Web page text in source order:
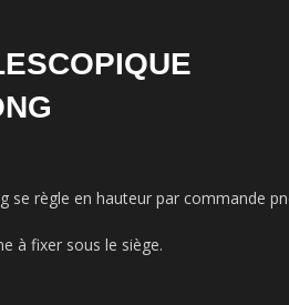
se règle en hauteur par commande
à fixer sous le siège.